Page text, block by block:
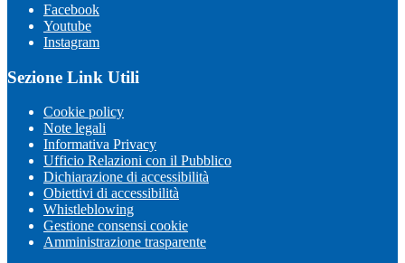
Facebook
Youtube
Instagram
Sezione Link Utili
Cookie policy
Note legali
Informativa Privacy
Ufficio Relazioni con il Pubblico
Dichiarazione di accessibilità
Obiettivi di accessibilità
Whistleblowing
Gestione consensi cookie
Amministrazione trasparente